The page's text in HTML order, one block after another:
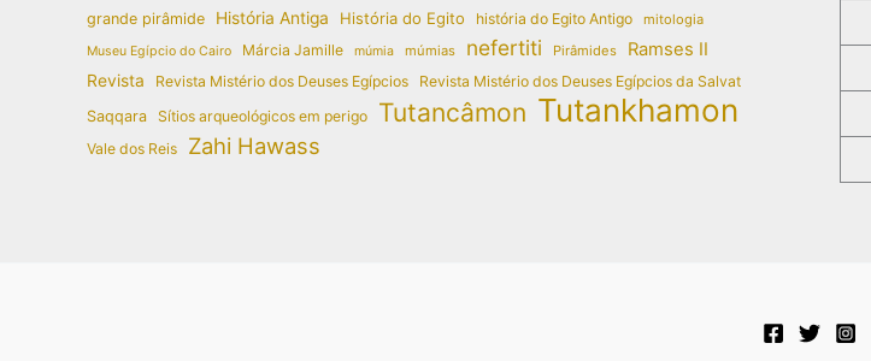
grande pirâmide História Antiga História do Egito história do Egito Antigo mitologia
Museu Egípcio do Cairo Márcia Jamille múmia múmias nefertiti Pirâmides Ramses II
Revista Revista Mistério dos Deuses Egípcios
Revista Mistério dos Deuses Egípcios da Salvat
Saqqara Sítios arqueológicos em perigo Tutancâmon Tutankhamon
Vale dos Reis Zahi Hawass